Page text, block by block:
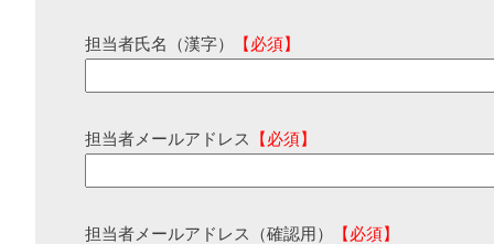
担当者氏名（漢字） 【必須】
担当者メールアドレス 【必須】
担当者メールアドレス（確認用） 【必須】